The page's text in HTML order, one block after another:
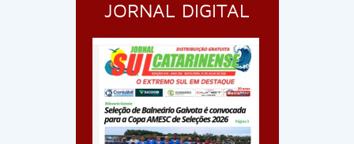
JORNAL DIGITAL